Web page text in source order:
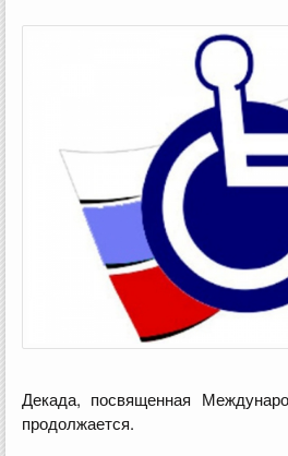
Декада, посвященная
продолжается.